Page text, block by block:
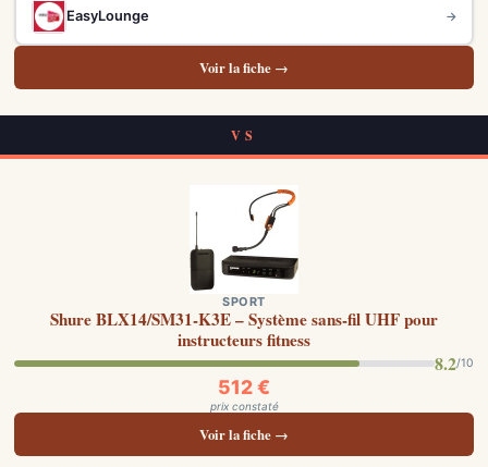
EasyLounge →
Voir la fiche →
VS
SPORT
Shure BLX14/SM31-K3E – Système sans-fil UHF pour
instructeurs fitness
8.2/10
512 €
prix constaté
Voir la fiche →